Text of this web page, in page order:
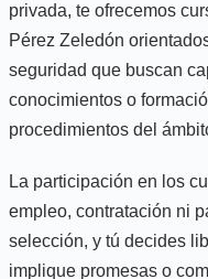
privada, te ofrecemos
Pérez Zeledón
seguridad que buscan
conocimientos o
procedimientos del
La participación en los
empleo, contratación ni
selección, y tú decides
implique promesas o